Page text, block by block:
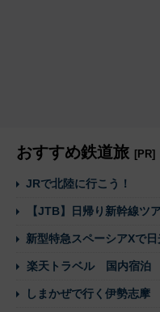
おすすめ鉄道旅 [PR]
JRで北陸に行こう！
【JTB】日帰り新幹線ツ
新型特急スペーシアXで
楽天トラベル 国内宿泊
しまかぜで行く伊勢志摩